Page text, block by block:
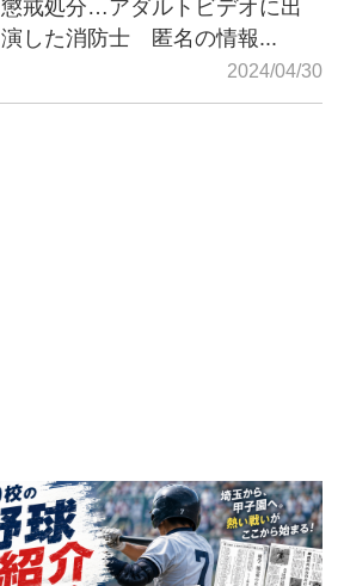
懲戒処分…アダルトビデオに出
演した消防士 匿名の情報...
2024/04/30